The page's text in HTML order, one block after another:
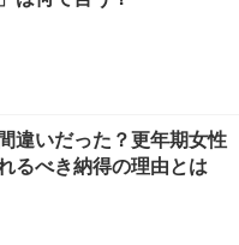
違いだった？更年期女性
るべき納得の理由とは